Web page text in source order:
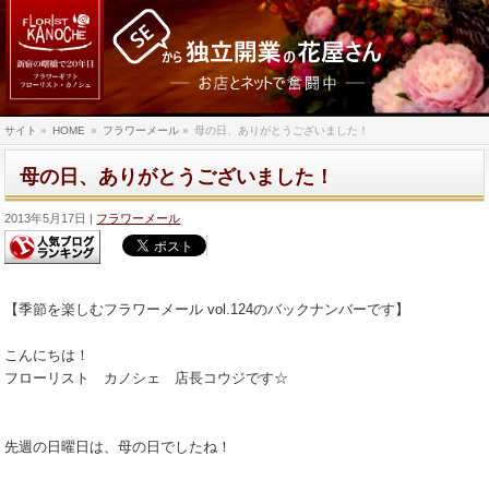
サイト » HOME » フラワーメール » 母の日、ありがとうございました！
母の日、ありがとうございました！
2013年5月17日 フラワーメール
【季節を楽しむフラワーメール vol.124のバックナンバーです】
こんにちは！
フローリスト カノシェ 店長コウジです☆
先週の日曜日は、母の日でしたね！